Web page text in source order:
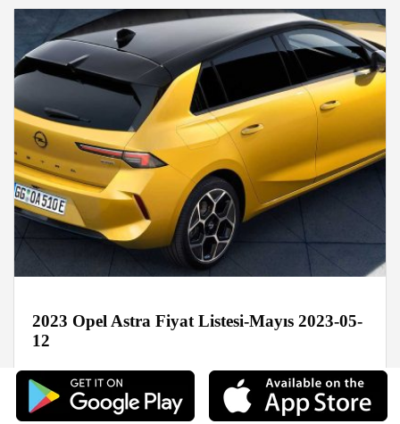
2023 Opel Astra Fiyat Listesi-Mayıs 2023-05-
12
Haberler